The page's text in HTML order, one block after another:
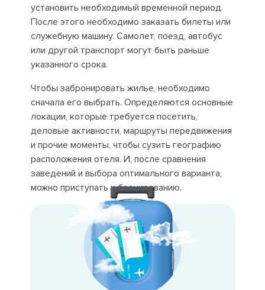
установить необходимый временной период.
После этого необходимо заказать билеты или
служебную машину. Самолет, поезд, автобус
или другой транспорт могут быть раньше
указанного срока.
Чтобы забронировать жилье, необходимо
сначала его выбрать. Определяются основные
локации, которые требуется посетить,
деловые активности, маршруты передвижения
и прочие моменты, чтобы сузить географию
расположения отеля. И, после сравнения
заведений и выбора оптимального варианта,
можно приступать к бронированию.